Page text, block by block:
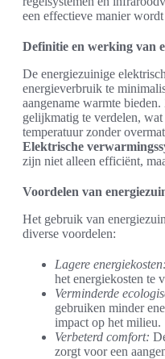
een effectieve manier
Definitie en werking van
De energiezuinige
energieverbruik te
aangename warmte
gelijkmatig te verdelen,
temperatuur zonder
Elektrische
zijn niet alleen efficiënt,
Voordelen van
Het gebruik van
diverse voordelen:
Lagere energiekosten:
het energiekosten te
Verminderde
gebruiken minder
impact op het milieu.
Verbeterd comfort:
zorgt voor een